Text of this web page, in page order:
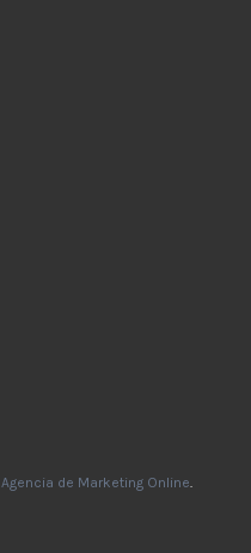
Agencia de Marketing Online.